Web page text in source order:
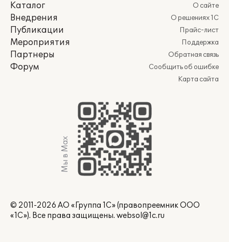
Каталог
Внедрения
Публикации
Мероприятия
Партнеры
Форум
О сайте
О решениях 1С
Прайс-лист
Поддержка
Обратная связь
Сообщить об ошибке
Карта сайта
Мы в Max
© 2011-2026 АО «Группа 1С» (правопреемник ООО
«1С»). Все права защищены. websol@1c.ru